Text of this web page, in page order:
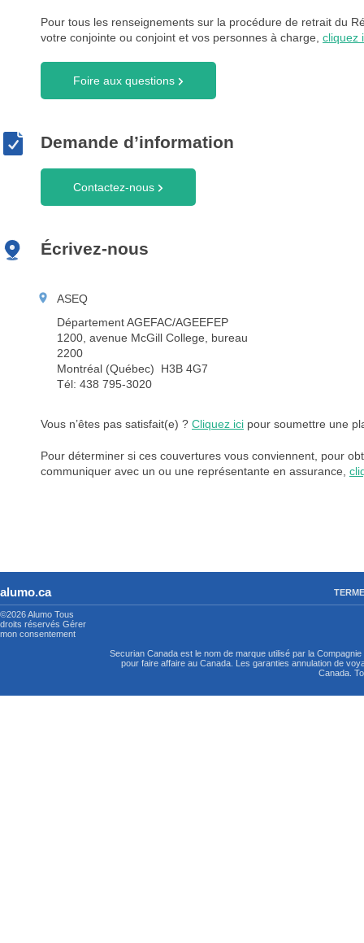
Pour tous les renseignements sur la procédure de retrait du
votre conjointe ou conjoint et vos personnes à charge, cliquez
Foire aux questions
Demande d’information
Contactez-nous
Écrivez-nous
ASEQ
Département AGEFAC/AGEEFEP
1200, avenue McGill College, bureau
2200
Montréal (Québec) H3B 4G7
Tél: 438 795-3020
Vous n’êtes pas satisfait(e) ? Cliquez ici pour soumettre une
Pour déterminer si ces couvertures vous conviennent, pour
communiquer avec un ou une représentante en assurance,
alumo.ca
©2026 Alumo Tous
droits réservés Gérer
mon consentement
Securian Canada est le nom de marque utilisé par la
pour faire affaire au Canada. Les garanties annulation de
Canada.